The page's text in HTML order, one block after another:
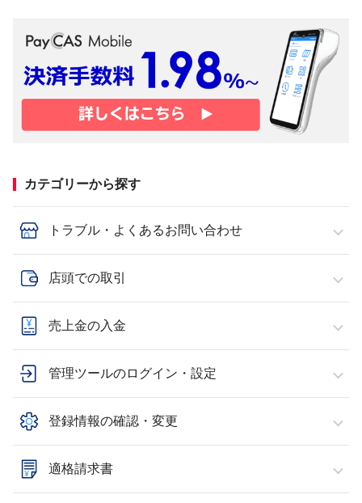
カテゴリーから探す
トラブル・よくあるお問い合わせ
店頭での取引
売上金の入金
管理ツールのログイン・設定
登録情報の確認・変更
適格請求書